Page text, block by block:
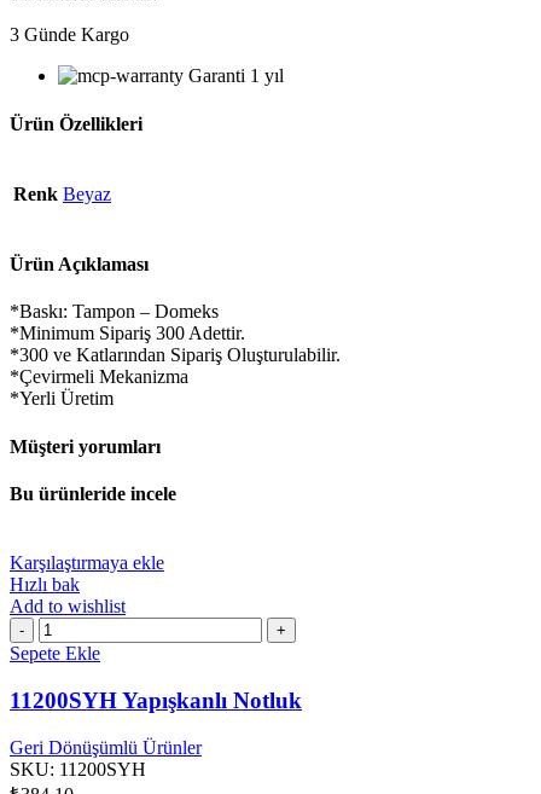
3 Günde Kargo
Garanti 1 yıl
Ürün Özellikleri
Renk Beyaz
Ürün Açıklaması
*Baskı: Tampon – Domeks
*Minimum Sipariş 300 Adettir.
*300 ve Katlarından Sipariş Oluşturulabilir.
*Çevirmeli Mekanizma
*Yerli Üretim
Müşteri yorumları
Bu ürünleride incele
Karşılaştırmaya ekle
Hızlı bak
Add to wishlist
11200SYH
Yapışkanlı
adet
Sepete Ekle
11200SYH Yapışkanlı Notluk
Geri Dönüşümlü Ürünler
SKU: 11200SYH